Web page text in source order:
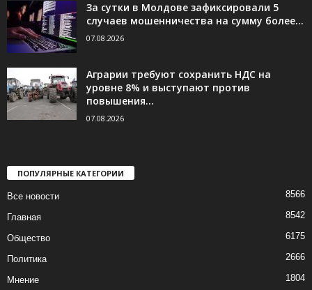
За сутки в Молдове зафиксировали 5
случаев мошенничества на сумму более...
07.08.2026
Аграрии требуют сохранить НДС на
уровне 8% и выступают против
повышения...
07.08.2026
ПОПУЛЯРНЫЕ КАТЕГОРИИ
Все новости 8566
Главная 8542
Общество 6175
Политика 2666
Мнение 1804